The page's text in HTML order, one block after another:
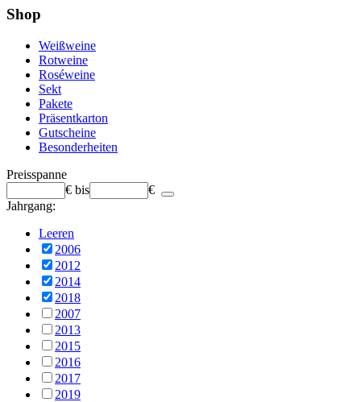
Shop
Weißweine
Rotweine
Roséweine
Sekt
Pakete
Präsentkarton
Gutscheine
Besonderheiten
Preisspanne
€ bis
€
Jahrgang:
Leeren
2006
2012
2014
2018
2007
2013
2015
2016
2017
2019